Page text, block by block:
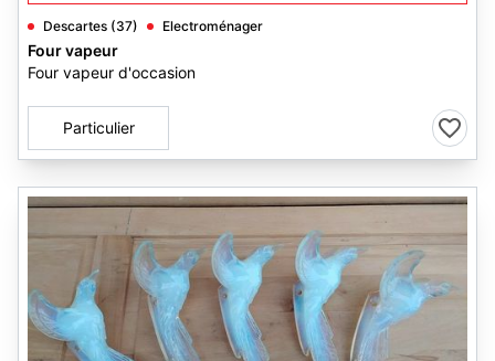
Descartes (37) Electroménager
Four vapeur
Four vapeur d'occasion
Particulier